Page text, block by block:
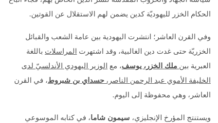
الحكام الخزر لليهوديّة كدين يضمن لهم الاستقلال عن القوتين.
وفي القرن العاشر؛ انتشرت اليهودية بين عامة الشعب والقبائل
الخزريّة حتى غدت دين الغالبية، وقد اشتهرت المراسلات باللغة
العبرية بين ملك الخزر، يوسف، مع الوزير اليهودي الأندلسيّ لدى
الخليفة الأموي عبد الرحمن الناصر، حسداي بن شبروط، في القرن
العاشر، وهي محفوظة إلى اليوم.
ويستنتج المؤرخ الإنجليزي، سيمون شاما، في كتابه الموسوعي